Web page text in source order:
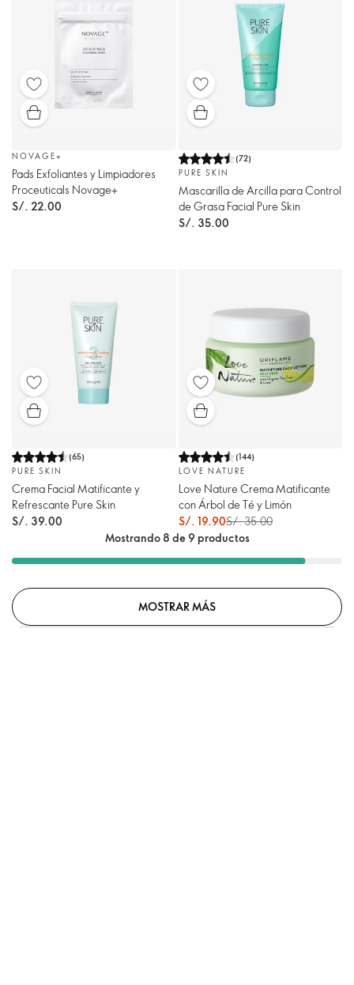
NOVAGE+
Pads Exfoliantes y Limpiadores
Proceuticals Novage+
S/. 22.00
(72)
PURE SKIN
Mascarilla de Arcilla para Control
de Grasa Facial Pure Skin
S/. 35.00
(65)
PURE SKIN
Crema Facial Matificante y
Refrescante Pure Skin
S/. 39.00
(144)
LOVE NATURE
Love Nature Crema Matificante
con Árbol de Té y Limón
S/. 19.90S/. 35.00
Mostrando 8 de 9 productos
MOSTRAR MÁS